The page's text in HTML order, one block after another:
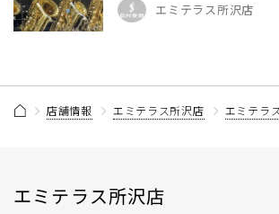
エミテラス所沢店
店舗情報 エミテラス所沢店 エミテラ
エミテラス所沢店